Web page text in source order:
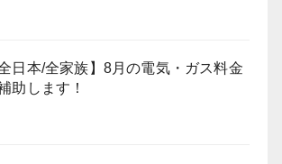
全日本/全家族】8月の電気・ガス料金
助します！